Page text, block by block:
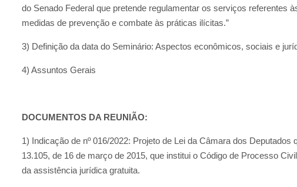
do Senado Federal que pretende regulamentar os serviços referentes
medidas de prevenção e combate às práticas ilícitas.”
3) Definição da data do Seminário: Aspectos econômicos, sociais e
4) Assuntos Gerais
DOCUMENTOS DA REUNIÃO:
1) Indicação de nº 016/2022: Projeto de Lei da Câmara dos Deputados
13.105, de 16 de março de 2015, que institui o Código de Processo
da assistência jurídica gratuita.